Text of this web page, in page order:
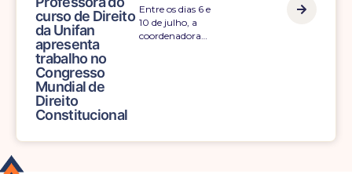
curso de Direito
da Unifan
apresenta
trabalho no
Congresso
Mundial de
Direito
Constitucional
Entre os dias 6 e
10 de julho, a
coordenadora…